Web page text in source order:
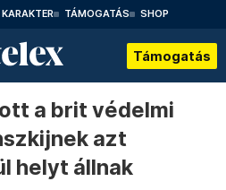
KARAKTER TÁMOGATÁS SHOP
Támogatás
a brit védelmi
azt
helyt állnak